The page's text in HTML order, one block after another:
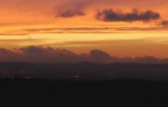
Selbständigen